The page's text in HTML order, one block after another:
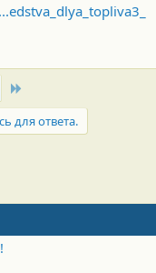
Last
для ответа.